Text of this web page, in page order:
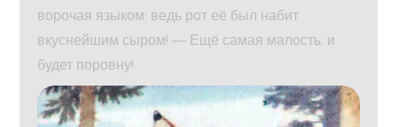
ворочая языком: ведь рот её был набит
вкуснейшим сыром! — Ещё самая малость, и
будет поровну!